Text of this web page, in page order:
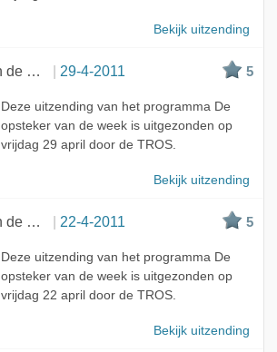
Bekijk uitzending
De opsteker van de week 29-4-2011 5
Deze uitzending van het programma De
opsteker van de week is uitgezonden op
vrijdag 29 april door de TROS.
Bekijk uitzending
De opsteker van de week 22-4-2011 5
Deze uitzending van het programma De
opsteker van de week is uitgezonden op
vrijdag 22 april door de TROS.
Bekijk uitzending